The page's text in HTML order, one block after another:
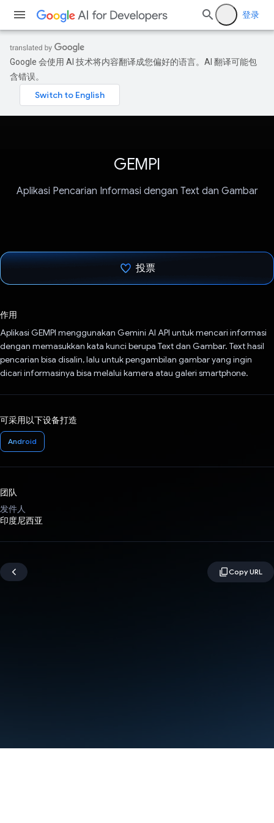
登录
Google 会使用 AI 技术将内容翻译成您偏好的语言。AI 翻译可能包
含错误。
GEMPI
Aplikasi Pencarian Informasi dengan Text dan Gambar
投票
作用
Aplikasi GEMPI menggunakan Gemini AI API untuk mencari informasi
dengan memasukkan kata kunci berupa Text dan Gambar. Text hasil
pencarian bisa disalin, lalu untuk pengambilan gambar yang ingin
dicari informasinya bisa melalui kamera atau galeri smartphone.
可采用以下设备打造
Android
团队
发件人
印度尼西亚